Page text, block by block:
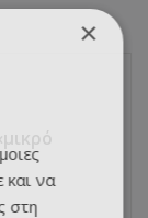
×
και να
στη